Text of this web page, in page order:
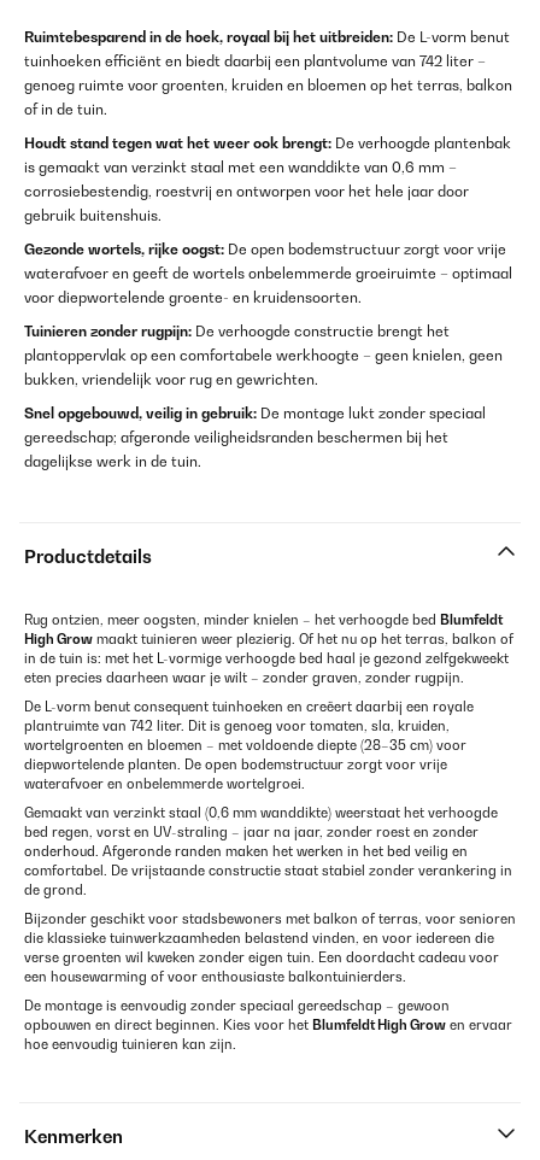
Ruimtebesparend in de hoek, royaal bij het uitbreiden: De L-vorm benut
tuinhoeken efficiënt en biedt daarbij een plantvolume van 742 liter –
genoeg ruimte voor groenten, kruiden en bloemen op het terras, balkon
of in de tuin.
Houdt stand tegen wat het weer ook brengt: De verhoogde plantenbak
is gemaakt van verzinkt staal met een wanddikte van 0,6 mm –
corrosiebestendig, roestvrij en ontworpen voor het hele jaar door
gebruik buitenshuis.
Gezonde wortels, rijke oogst: De open bodemstructuur zorgt voor vrije
waterafvoer en geeft de wortels onbelemmerde groeiruimte – optimaal
voor diepwortelende groente- en kruidensoorten.
Tuinieren zonder rugpijn: De verhoogde constructie brengt het
plantoppervlak op een comfortabele werkhoogte – geen knielen, geen
bukken, vriendelijk voor rug en gewrichten.
Snel opgebouwd, veilig in gebruik: De montage lukt zonder speciaal
gereedschap; afgeronde veiligheidsranden beschermen bij het
dagelijkse werk in de tuin.
Productdetails
Rug ontzien, meer oogsten, minder knielen – het verhoogde bed Blumfeldt
High Grow maakt tuinieren weer plezierig. Of het nu op het terras, balkon of
in de tuin is: met het L-vormige verhoogde bed haal je gezond zelfgekweekt
eten precies daarheen waar je wilt – zonder graven, zonder rugpijn.
De L-vorm benut consequent tuinhoeken en creëert daarbij een royale
plantruimte van 742 liter. Dit is genoeg voor tomaten, sla, kruiden,
wortelgroenten en bloemen – met voldoende diepte (28–35 cm) voor
diepwortelende planten. De open bodemstructuur zorgt voor vrije
waterafvoer en onbelemmerde wortelgroei.
Gemaakt van verzinkt staal (0,6 mm wanddikte) weerstaat het verhoogde
bed regen, vorst en UV-straling – jaar na jaar, zonder roest en zonder
onderhoud. Afgeronde randen maken het werken in het bed veilig en
comfortabel. De vrijstaande constructie staat stabiel zonder verankering in
de grond.
Bijzonder geschikt voor stadsbewoners met balkon of terras, voor senioren
die klassieke tuinwerkzaamheden belastend vinden, en voor iedereen die
verse groenten wil kweken zonder eigen tuin. Een doordacht cadeau voor
een housewarming of voor enthousiaste balkontuinierders.
De montage is eenvoudig zonder speciaal gereedschap – gewoon
opbouwen en direct beginnen. Kies voor het Blumfeldt High Grow en ervaar
hoe eenvoudig tuinieren kan zijn.
Kenmerken